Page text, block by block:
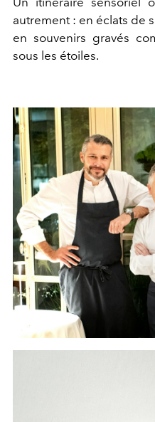
autrement : en éclats de
en souvenirs gravés
sous les étoiles.